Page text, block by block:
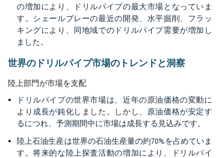
の増加により、ドリルパイプの最大市場となっていま
す。シェールプレーの最近の開発、水平掘削、フラッ
キングにより、同地域でのドリルパイプ需要が増加し
ました。
世界のドリルパイプ市場のトレンドと洞察
陸上部門が市場を支配
ドリルパイプの世界市場は、近年の原油価格の変動に
より成長が鈍化しました。しかし、原油価格が安定す
るにつれ、予測期間中に市場は成長する見込みです。
陸上石油生産は世界の石油生産量の約70%を占めていま
す。将来的な陸上探査活動の増加により、ドリルパイ